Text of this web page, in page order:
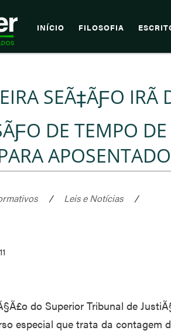
INÍCIO FILOSOFIA
SEÃ‡ÃƑO IRÃ
DE TEMPO
/ Leis e Notícias /
do Superior Tribunal de
especial que trata da contagem